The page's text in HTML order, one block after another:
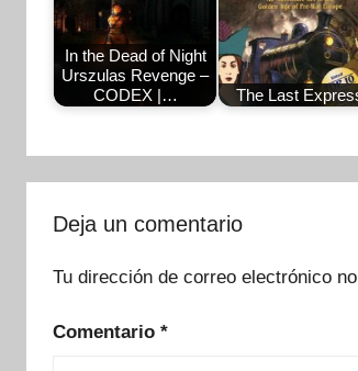
In the Dead of Night
Urszulas Revenge –
CODEX |…
The Last
Deja un comentario
Tu dirección de correo electrónico
Comentario *